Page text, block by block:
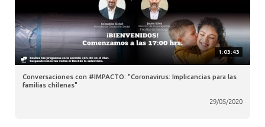
1:03:43
Conversaciones con #IMPACTO: "Coronavirus: Implicancias para las
familias chilenas"
29/05/2020